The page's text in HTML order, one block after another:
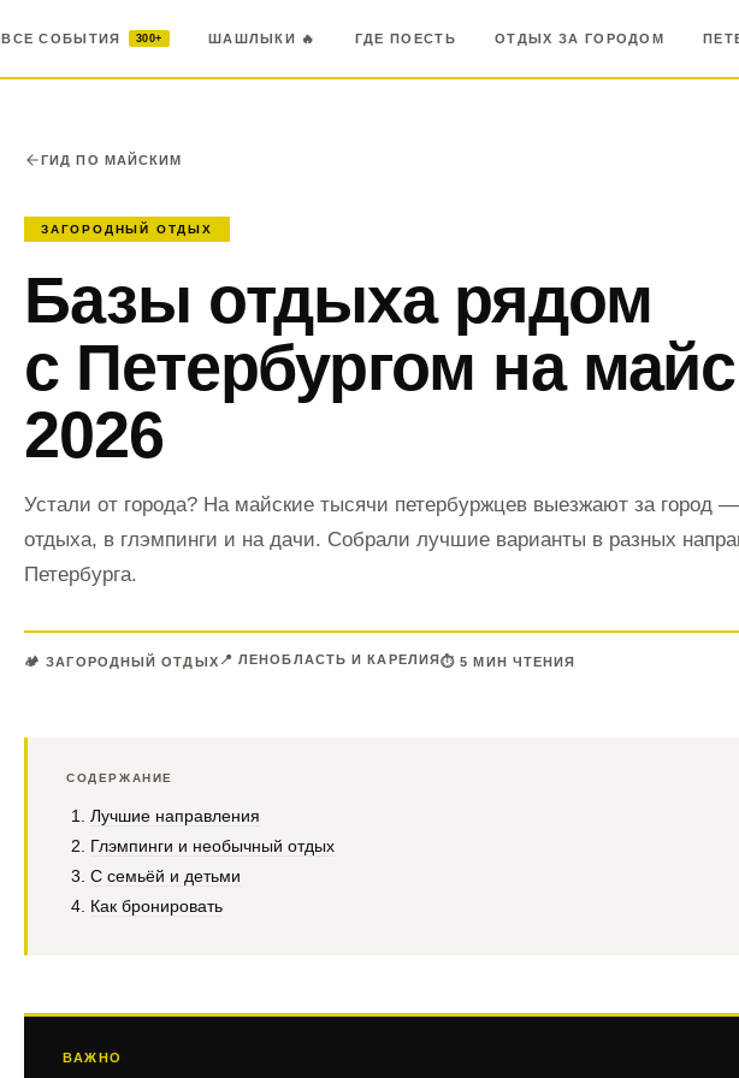
ГИД ПО МАЙСКИМ
ЗАГОРОДНЫЙ ОТДЫХ
Базы отдыха рядом
с Петербургом на
2026
Устали от города? На майские тысячи петербуржцев выезжают за город
отдыха, в глэмпинги и на дачи. Собрали лучшие варианты в разных
Петербурга.
🏕 ЗАГОРОДНЫЙ ОТДЫХ 📍 ЛЕНОБЛАСТЬ И КАРЕЛИЯ⏱ 5 МИН ЧТЕНИЯ
СОДЕРЖАНИЕ
Лучшие направления
Глэмпинги и необычный отдых
С семьёй и детьми
Как бронировать
ВАЖНО
ВСЕ СОБЫТИЯ 300+ ШАШЛЫКИ 🔥 ГДЕ ПОЕСТЬ ОТДЫХ ЗА ГОРОДОМ